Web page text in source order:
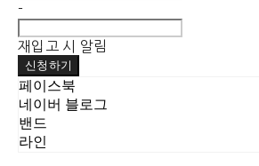
-
재입고 시 알림
신청하기
페이스북
네이버 블로그
밴드
라인